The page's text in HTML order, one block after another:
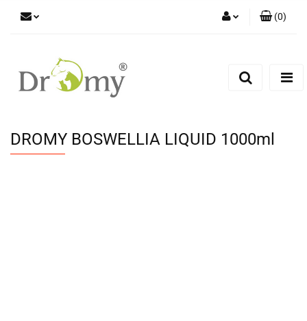
(0)
DROMY BOSWELLIA LIQUID 1000ml